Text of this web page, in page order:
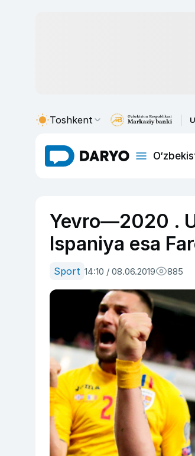
Toshkent
Yevro—2020 .
Ispaniya esa
Sport 14:10 / 08.06.2019 885